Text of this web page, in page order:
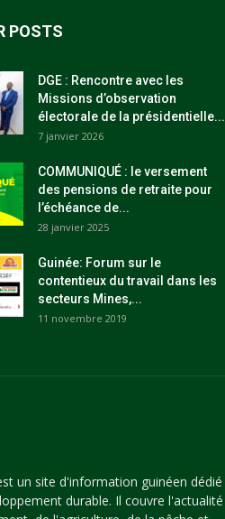
POSTS
DGE : Rencontre avec les
Missions d’observation
électorale de la présidentielle...
7 janvier 2026
COMMUNIQUÉ : le versement
des pensions de retraite pour
l’échéance de...
28 janvier 2025
Guinée: Forum sur le
contentieux du travail dans les
secteurs Mines,...
11 novembre 2019
un site d'information guinéen dédié
durable. Il couvre l'actualité